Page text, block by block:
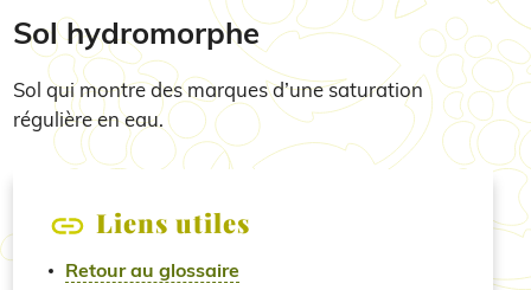
Sol hydromorphe
Sol qui montre des marques d’une saturation
régulière en eau.
Liens utiles
Retour au glossaire